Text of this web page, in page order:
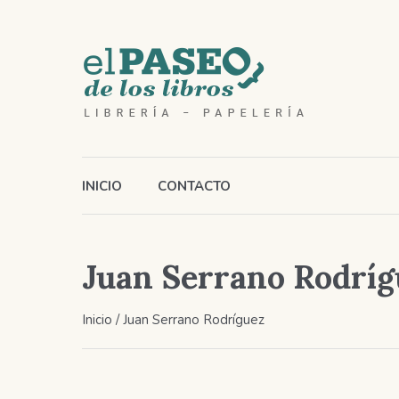
INICIO CONTACTO
Juan Serrano
Inicio / Juan Serrano Rodríguez